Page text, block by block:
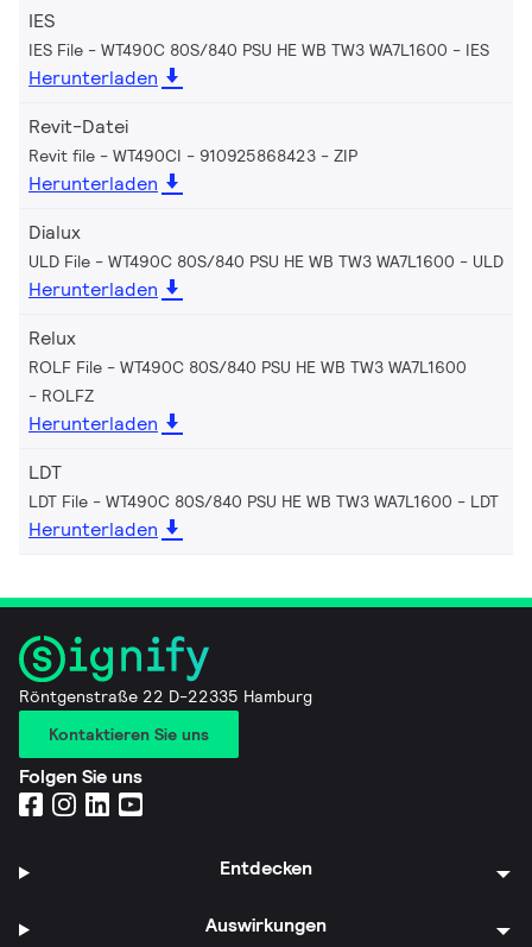
IES
IES File - WT490C 80S/840 PSU HE WB TW3 WA7L1600 IES
Herunterladen
Revit-Datei
Revit file - WT490CI - 910925868423 ZIP
Herunterladen
Dialux
ULD File - WT490C 80S/840 PSU HE WB TW3 WA7L1600 ULD
Herunterladen
Relux
ROLF File - WT490C 80S/840 PSU HE WB TW3 WA7L1600
ROLFZ
Herunterladen
LDT
LDT File - WT490C 80S/840 PSU HE WB TW3 WA7L1600 LDT
Herunterladen
Röntgenstraße 22 D-22335 Hamburg
Kontaktieren Sie uns
Folgen Sie uns
Entdecken
Auswirkungen